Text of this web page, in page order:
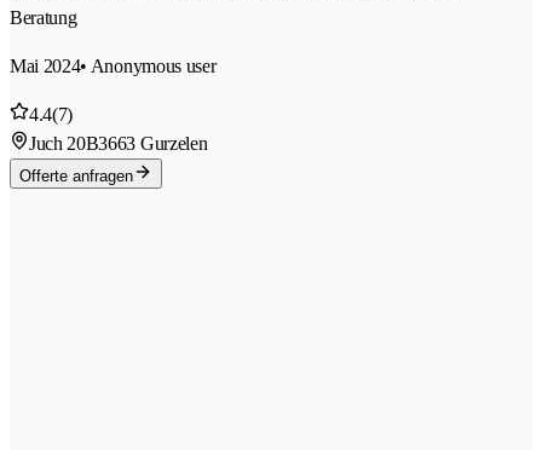
Beratung
Mai 2024• Anonymous user
4.4(7)
Juch 20B3663 Gurzelen
Offerte anfragen